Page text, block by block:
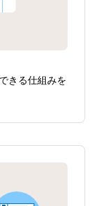
きる仕組みを